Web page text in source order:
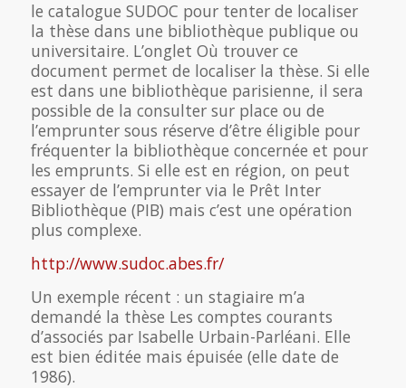
le catalogue SUDOC pour tenter de localiser
la thèse dans une bibliothèque publique ou
universitaire. L’onglet Où trouver ce
document permet de localiser la thèse. Si elle
est dans une bibliothèque parisienne, il sera
possible de la consulter sur place ou de
l’emprunter sous réserve d’être éligible pour
fréquenter la bibliothèque concernée et pour
les emprunts. Si elle est en région, on peut
essayer de l’emprunter via le Prêt Inter
Bibliothèque (PIB) mais c’est une opération
plus complexe.
http://www.sudoc.abes.fr/
Un exemple récent : un stagiaire m’a
demandé la thèse Les comptes courants
d’associés par Isabelle Urbain-Parléani. Elle
est bien éditée mais épuisée (elle date de
1986).